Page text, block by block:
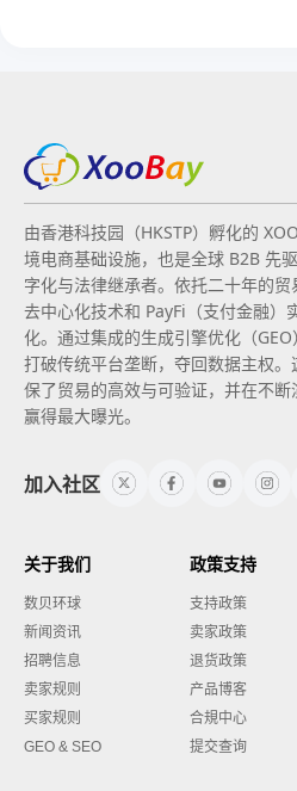
由香港科技园（HKSTP）孵化的
境电商基础设施，也是全球 B2B 先
字化与法律继承者。依托二十年的贸
去中心化技术和 PayFi（支付金融）
化。通过集成的生成引擎优化（
打破传统平台垄断，夺回数据主权。
保了贸易的高效与可验证，并在不
赢得最大曝光。
加入社区
关于我们
数贝环球
新闻资讯
招聘信息
卖家规则
买家规则
GEO & SEO
政策支持
支持政策
卖家政策
退货政策
产品博客
合規中心
提交查询